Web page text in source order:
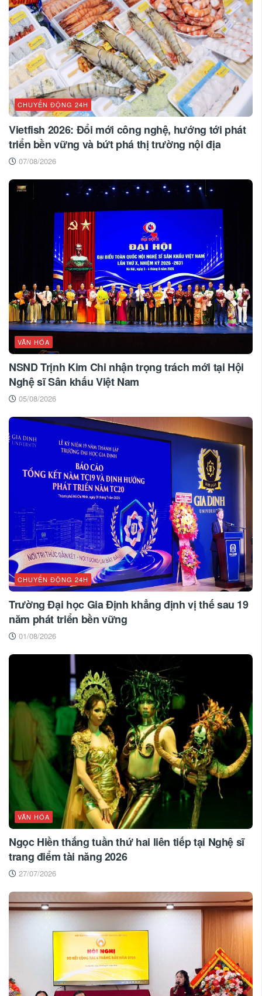
CHUYỂN ĐỘNG 24H
Vietfish 2026: Đổi mới công nghệ, hướng tới phát
triển bền vững và bứt phá thị trường nội địa
07/08/2026
VĂN HÓA
NSND Trịnh Kim Chi nhận trọng trách mới tại Hội
Nghệ sĩ Sân khấu Việt Nam
05/08/2026
CHUYỂN ĐỘNG 24H
Trường Đại học Gia Định khẳng định vị thế sau 19
năm phát triển bền vững
01/08/2026
VĂN HÓA
Ngọc Hiền thắng tuần thứ hai liên tiếp tại Nghệ sĩ
trang điểm tài năng 2026
27/07/2026